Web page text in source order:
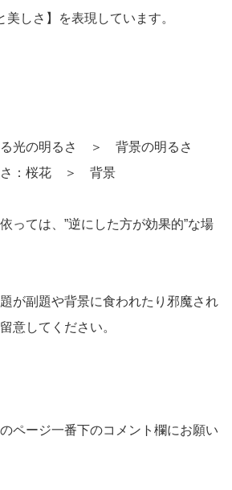
美しさ】を表現しています。
る光の明るさ ＞ 背景の明るさ
さ：桜花 ＞ 背景
っては、”逆にした方が効果的”な場
が副題や背景に食われたり邪魔され
意してください。
ページ一番下のコメント欄にお願い